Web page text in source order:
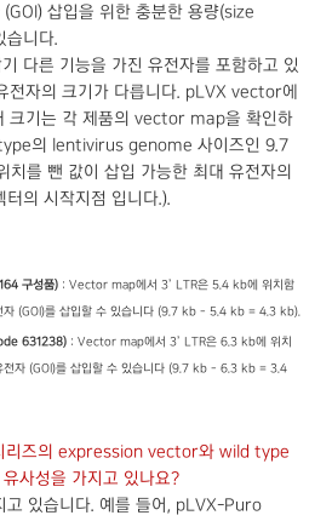
삽입을 위한 충분한 용량(size
니다.
다른 기능을 가진 유전자를 포함하고 있
전자의 크기가 다릅니다. pLVX vector에
크기는 각 제품의 vector map을 확인하
의 lentivirus genome 사이즈인 9.7
치를 뺀 값이 삽입 가능한 최대 유전자의
터의 시작지점 입니다.).
구성품): Vector map에서 3’ LTR은 5.4 kb에 위치함
자 (GOI)를 삽입할 수 있습니다 (9.7 kb - 5.4 kb = 4.3 kb).
631238) : Vector map에서 3’ LTR은 6.3 kb에 위치
전자 (GOI)를 삽입할 수 있습니다 (9.7 kb - 6.3 kb = 3.4
즈의 expression vector와 wild type
사성을 가지고 있나요?
고 있습니다. 예를 들어, pLVX-Puro